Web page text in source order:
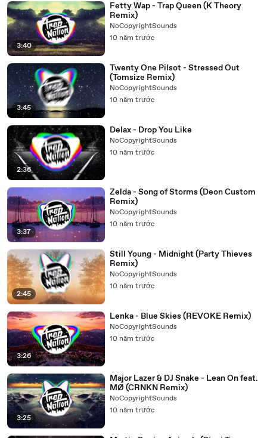
3:40
Fetty Wap - Trap Queen (K Theory
Remix)
NoCopyrightSounds
10 năm trước
3:45
Twenty One Pilsot - Stressed Out
(Tomsize Remix)
NoCopyrightSounds
10 năm trước
2:36
Delax - Drop You Like
NoCopyrightSounds
10 năm trước
3:37
Zelda - Song of Storms (Deon Custom
Remix)
NoCopyrightSounds
10 năm trước
2:45
Still Young - Midnight (Party Thieves
Remix)
NoCopyrightSounds
10 năm trước
3:26
Lenka - Blue Skies (REVOKE Remix)
NoCopyrightSounds
10 năm trước
3:25
Major Lazer & DJ Snake - Lean On feat.
MØ (CRNKN Remix)
NoCopyrightSounds
10 năm trước